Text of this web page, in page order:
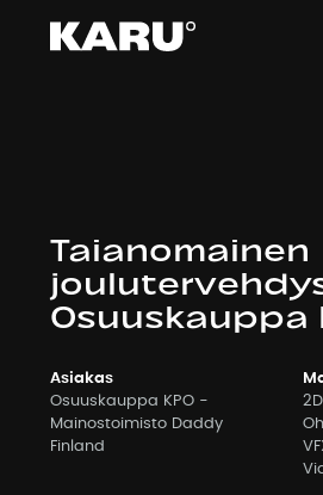
sisältöön
Taianomainen
Osuuskauppa
Asiakas
Osuuskauppa KPO -
Mainostoimisto Daddy
Finland